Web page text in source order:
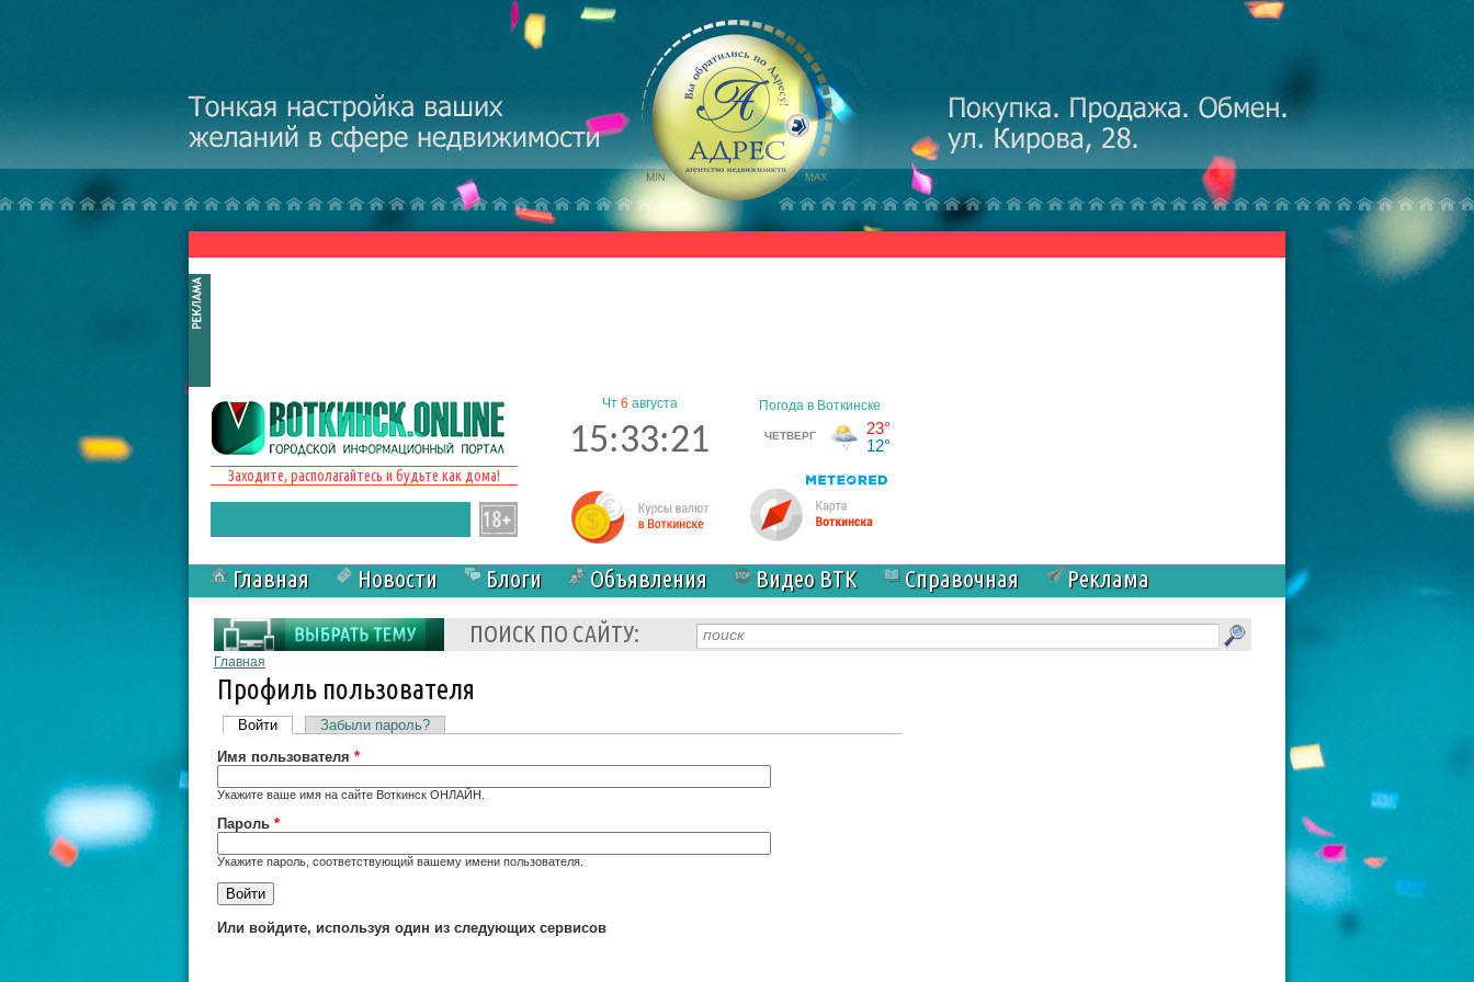
Заходите, располагайтесь и будьте как дома!
Чт 6 августа
15:33:21
Главная Новости Блоги Объявления Видео ВТК Справочная
Реклама
ПОИСК ПО САЙТУ:
Форма поиска
Вы здесь
Главная
Профиль пользователя
Главные вкладки
Войти (активная вкладка)
Забыли пароль?
Имя пользователя *
Укажите ваше имя на сайте Воткинск ОНЛАЙН.
Пароль *
Укажите пароль, соответствующий вашему имени пользователя.
Или войдите, используя один из следующих сервисов